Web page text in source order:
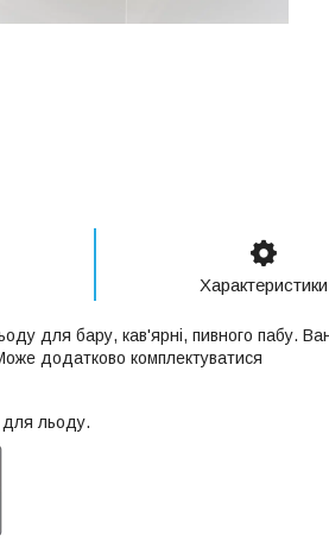
Характеристики
для бару, кав'ярні, пивного пабу.
додатково комплектуватися
для льоду.